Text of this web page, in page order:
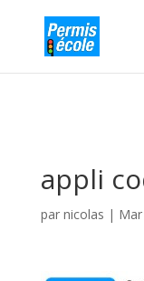
appli
par nicolas |